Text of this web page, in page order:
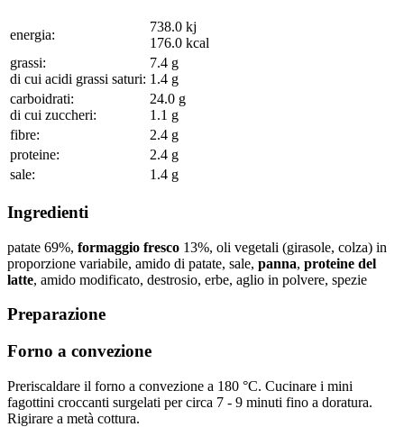
energia:
738.0 kj
176.0 kcal
grassi:
di cui acidi grassi saturi:
7.4 g
1.4 g
carboidrati:
di cui zuccheri:
24.0 g
1.1 g
fibre:
2.4 g
proteine:
2.4 g
sale:
1.4 g
Ingredienti
patate 69%, formaggio fresco 13%, oli vegetali (girasole, colza) in
proporzione variabile, amido di patate, sale, panna, proteine del
latte, amido modificato, destrosio, erbe, aglio in polvere, spezie
Preparazione
Forno a convezione
Preriscaldare il forno a convezione a 180 °C. Cucinare i mini
fagottini croccanti surgelati per circa 7 - 9 minuti fino a doratura.
Rigirare a metà cottura.